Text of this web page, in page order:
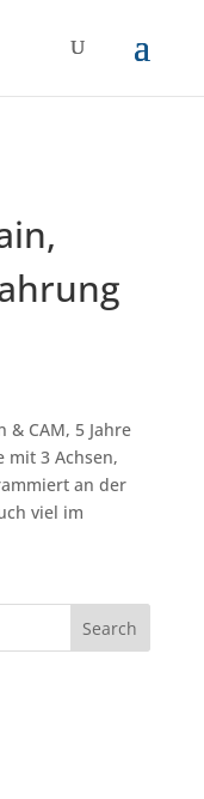
CAM, 5 Jahre
mit 3 Achsen,
an der
viel im